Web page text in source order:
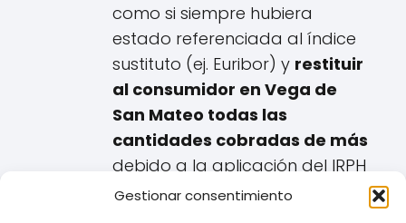
Gestionar consentimiento
como si siempre hubiera
estado referenciada al índice
sustituto (ej. Euribor) y restituir
al consumidor en Vega de
San Mateo todas las
cantidades cobradas de más
debido a la aplicación del IRPH
nulo, más los intereses legales